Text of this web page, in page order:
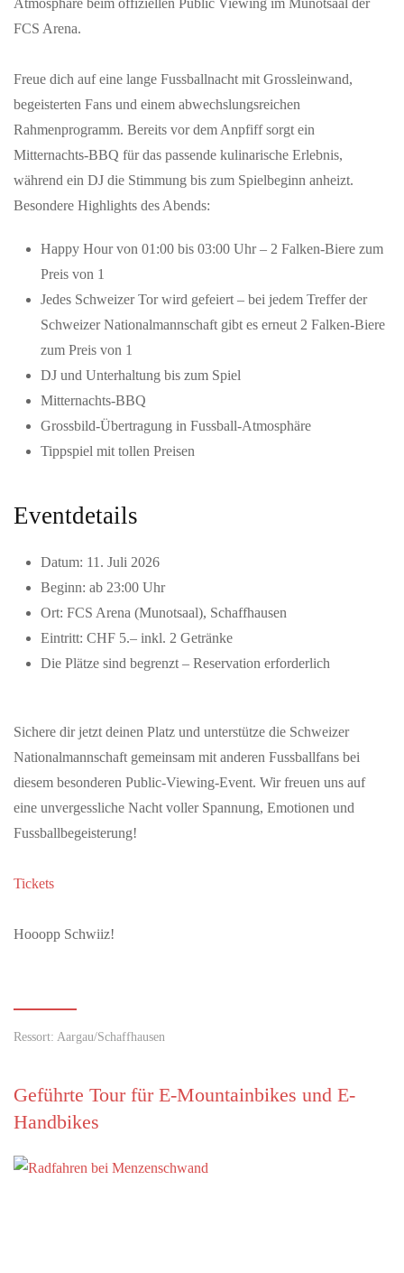
Atmosphäre beim offiziellen Public Viewing im Munotsaal der
FCS Arena.
Freue dich auf eine lange Fussballnacht mit Grossleinwand,
begeisterten Fans und einem abwechslungsreichen
Rahmenprogramm. Bereits vor dem Anpfiff sorgt ein
Mitternachts-BBQ für das passende kulinarische Erlebnis,
während ein DJ die Stimmung bis zum Spielbeginn anheizt.
Besondere Highlights des Abends:
Happy Hour von 01:00 bis 03:00 Uhr – 2 Falken-Biere zum
Preis von 1
Jedes Schweizer Tor wird gefeiert – bei jedem Treffer der
Schweizer Nationalmannschaft gibt es erneut 2 Falken-Biere
zum Preis von 1
DJ und Unterhaltung bis zum Spiel
Mitternachts-BBQ
Grossbild-Übertragung in Fussball-Atmosphäre
Tippspiel mit tollen Preisen
Eventdetails
Datum: 11. Juli 2026
Beginn: ab 23:00 Uhr
Ort: FCS Arena (Munotsaal), Schaffhausen
Eintritt: CHF 5.– inkl. 2 Getränke
Die Plätze sind begrenzt – Reservation erforderlich
Sichere dir jetzt deinen Platz und unterstütze die Schweizer
Nationalmannschaft gemeinsam mit anderen Fussballfans bei
diesem besonderen Public-Viewing-Event. Wir freuen uns auf
eine unvergessliche Nacht voller Spannung, Emotionen und
Fussballbegeisterung!
Tickets
Hooopp Schwiiz!
Ressort: Aargau/Schaffhausen
Geführte Tour für E-Mountainbikes und E-
Handbikes